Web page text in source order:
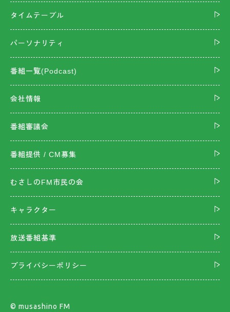
タイムテーブル
パーソナリティ
番組一覧(Podcast)
会社情報
番組審議会
番組提供 / CM募集
むさしのFM市民の会
キャラクター
放送番組基準
プライバシーポリシー
©︎ musashino FM